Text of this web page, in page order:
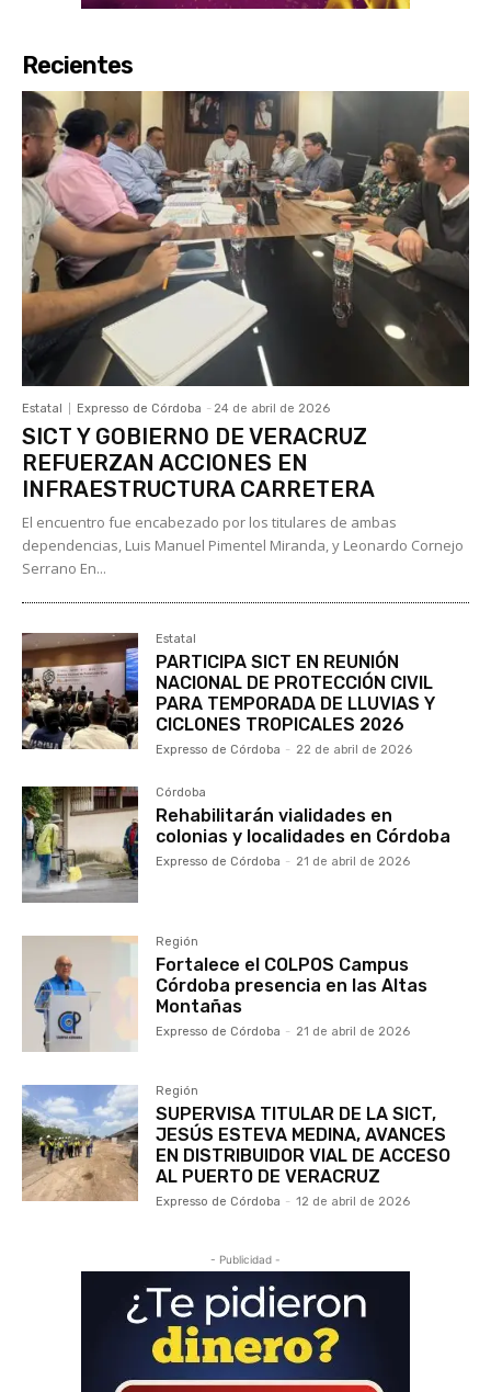
Recientes
Estatal Expresso de Córdoba - 24 de abril de 2026
SICT Y GOBIERNO DE VERACRUZ
REFUERZAN ACCIONES EN
INFRAESTRUCTURA CARRETERA
El encuentro fue encabezado por los titulares de ambas
dependencias, Luis Manuel Pimentel Miranda, y Leonardo Cornejo
Serrano En...
Estatal
PARTICIPA SICT EN REUNIÓN
NACIONAL DE PROTECCIÓN CIVIL
PARA TEMPORADA DE LLUVIAS Y
CICLONES TROPICALES 2026
Expresso de Córdoba - 22 de abril de 2026
Córdoba
Rehabilitarán vialidades en
colonias y localidades en Córdoba
Expresso de Córdoba - 21 de abril de 2026
Región
Fortalece el COLPOS Campus
Córdoba presencia en las Altas
Montañas
Expresso de Córdoba - 21 de abril de 2026
Región
SUPERVISA TITULAR DE LA SICT,
JESÚS ESTEVA MEDINA, AVANCES
EN DISTRIBUIDOR VIAL DE ACCESO
AL PUERTO DE VERACRUZ
Expresso de Córdoba - 12 de abril de 2026
- Publicidad -